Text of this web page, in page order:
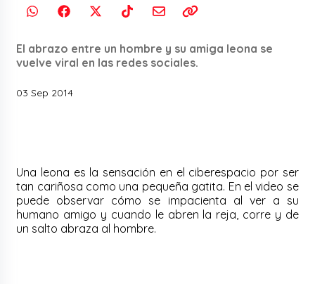
El abrazo entre un hombre y su amiga leona se
vuelve viral en las redes sociales.
03 Sep 2014
Una leona es la sensación en el ciberespacio por ser
tan cariñosa como una pequeña gatita. En el video se
puede observar cómo se impacienta al ver a su
humano amigo y cuando le abren la reja, corre y de
un salto abraza al hombre.